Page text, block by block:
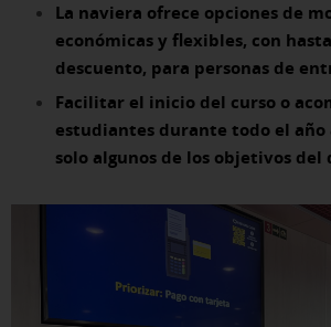
La naviera ofrece opciones de
económicas y flexibles, con
descuento, para personas de
Facilitar el inicio del curso o
estudiantes durante todo el año
solo algunos de los objetivos del